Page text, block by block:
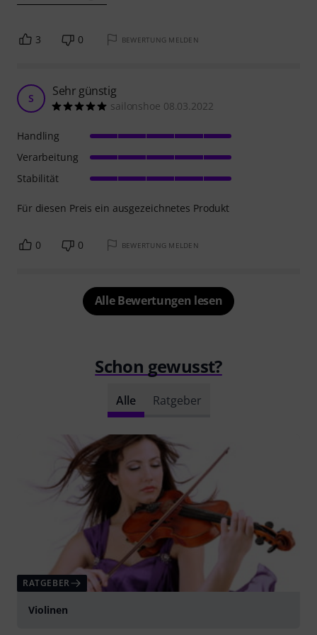
3 0 BEWERTUNG MELDEN
S Sehr günstig
sailonshoe 08.03.2022
Für diesen Preis ein ausgezeichnetes Produkt
Handling
Verarbeitung
Stabilität
0 0 BEWERTUNG MELDEN
Alle Bewertungen lesen
Schon gewusst?
Alle Ratgeber
RATGEBER
Violinen